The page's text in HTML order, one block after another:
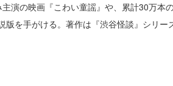
演の映画『こわい童謡』や、累計30万本
を手がける。著作は『渋谷怪談』シリ